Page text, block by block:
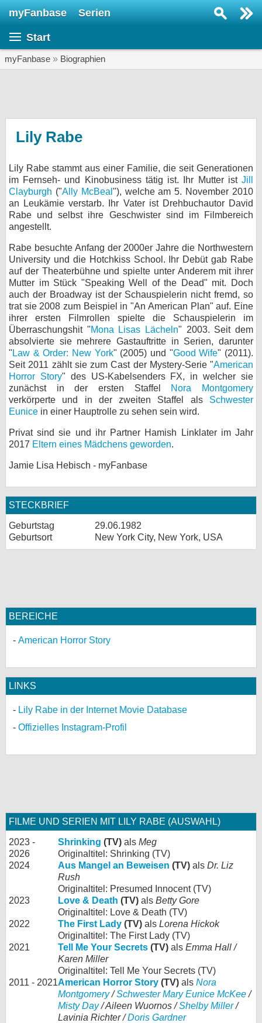
myFanbase Serien
Start
myFanbase » Biographien
Lily Rabe
Lily Rabe stammt aus einer Familie, die seit Generationen
im Fernseh- und Kinobusiness tätig ist. Ihr Mutter ist Jill
Clayburgh ("Ally McBeal "), welche am 5. November 2010
an Leukämie verstarb. Ihr Vater ist Drehbuchautor David
Rabe und selbst ihre Geschwister sind im Filmbereich
angestellt.
Rabe besuchte Anfang der 2000er Jahre die Northwestern
University und die Hotchkiss School. Ihr Debüt gab Rabe
auf der Theaterbühne und spielte unter Anderem mit ihrer
Mutter im Stück "Speaking Well of the Dead" mit. Doch
auch der Broadway ist der Schauspielerin nicht fremd, so
trat sie 2008 zum Beispiel in "An American Plan" auf. Eine
ihrer ersten Filmrollen spielte die Schauspielerin im
Überraschungshit "Mona Lisas Lächeln" 2003. Seit dem
absolvierte sie mehrere Gastauftritte in Serien, darunter
" Law & Order: New York" (2005) und "Good Wife" (2011).
Seit 2011 zählt sie zum Cast der Mystery-Serie "American
Horror Story" des US-Kabelsenders FX, in welcher sie
zunächst in der ersten Staffel Nora Montgomery
verkörperte und in der zweiten Staffel als Schwester
Eunice in einer Hauptrolle zu sehen sein wird.
Privat sind sie und ihr Partner Hamish Linklater im Jahr
2017 Eltern eines Mädchens geworden.
Jamie Lisa Hebisch - myFanbase
STECKBRIEF
Geburtstag
29.06.1982
Geburtsort
New York City, New York, USA
BEREICHE
American Horror Story
LINKS
Lily Rabe in der Internet Movie Database
Offizielles Instagram-Profil
FILME UND SERIEN MIT LILY RABE (AUSWAHL)
2023 -
2026
Shrinking (TV) als Meg
Originaltitel: Shrinking (TV)
2024
Aus Mangel an Beweisen (TV) als Dr. Liz
Rush
Originaltitel: Presumed Innocent (TV)
2023
Love & Death (TV) als Betty Gore
Originaltitel: Love & Death (TV)
2022
The First Lady (TV) als Lorena Hickok
Originaltitel: The First Lady (TV)
2021
Tell Me Your Secrets (TV) als Emma Hall /
Karen Miller
Originaltitel: Tell Me Your Secrets (TV)
2011 - 2021American Horror Story (TV) als Nora
Montgomery/Schwester Mary Eunice McKee/
Misty Day/ Aileen Wuornos /Shelby Miller/
Lavinia Richter /Doris Gardner
KULTUR
Specials
SERVICE
Forum
bei X
bei Facebook
Kontakt
Nutzungsbedingungen
Datenschutz
Cookie-Einstellungen
Impressum
Desktop-Ansicht